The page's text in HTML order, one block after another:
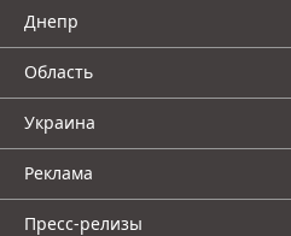
Днепр
Область
Украина
Реклама
Пресс-релизы